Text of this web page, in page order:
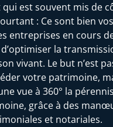
qui est souvent mis de
: Ce sont bien
entreprises en cours
la
vivant. Le but n’est
votre patrimoine,
vue à 360° la
grâce à des
et notariales.